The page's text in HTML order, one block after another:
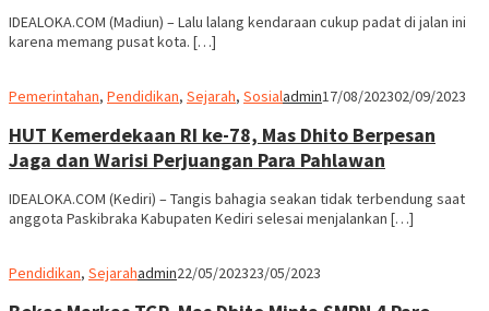
IDEALOKA.COM (Madiun) – Lalu lalang kendaraan cukup padat di jalan ini
karena memang pusat kota. […]
Pemerintahan, Pendidikan, Sejarah, Sosialadmin17/08/202302/09/2023
HUT Kemerdekaan RI ke-78, Mas Dhito Berpesan
Jaga dan Warisi Perjuangan Para Pahlawan
IDEALOKA.COM (Kediri) – Tangis bahagia seakan tidak terbendung saat
anggota Paskibraka Kabupaten Kediri selesai menjalankan […]
Pendidikan, Sejarahadmin22/05/202323/05/2023